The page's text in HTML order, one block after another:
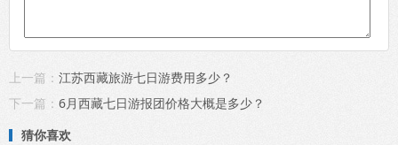
上一篇： 江苏西藏旅游七日游费用多少？
下一篇： 6月西藏七日游报团价格大概是多少？
猜你喜欢